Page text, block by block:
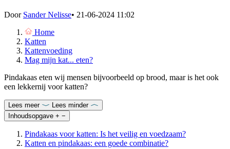
Door Sander Nelisse• 21-06-2024 11:02
Home
Katten
Kattenvoeding
Mag mijn kat... eten?
Pindakaas eten wij mensen bijvoorbeeld op brood, maar is het ook
een lekkernij voor katten?
Lees meer
Lees minder
Inhoudsopgave + −
Pindakaas voor katten: Is het veilig en voedzaam?
Katten en pindakaas: een goede combinatie?